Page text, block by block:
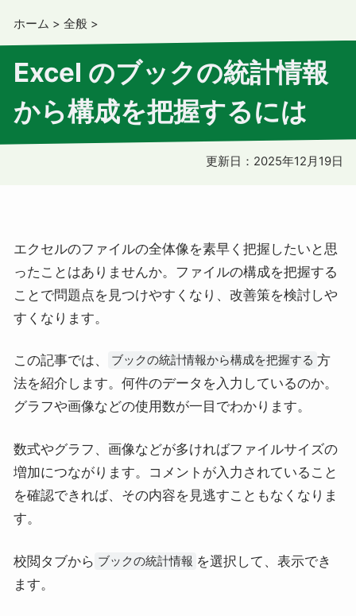
ホーム > 全般 >
Excel のブックの統計情報
から構成を把握するには
更新日： 2025年12月19日
エクセルのファイルの全体像を素早く把握したいと思
ったことはありませんか。ファイルの構成を把握する
ことで問題点を見つけやすくなり、改善策を検討しや
すくなります。
この記事では、 ブックの統計情報から構成を把握する 方
法を紹介します。何件のデータを入力しているのか。
グラフや画像などの使用数が一目でわかります。
数式やグラフ、画像などが多ければファイルサイズの
増加につながります。コメントが入力されていること
を確認できれば、その内容を見逃すこともなくなりま
す。
校閲タブから ブックの統計情報 を選択して、表示でき
ます。